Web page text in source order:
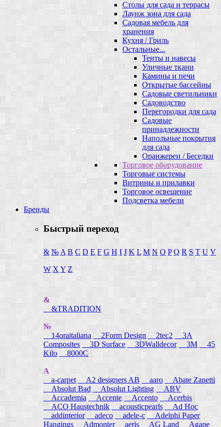
Столы для сада и террасы
Лаунж зона для сада
Садовая мебель для
хранения
Кухня / Гриль
Остальные...
Тенты и навесы
Уличные ткани
Камины и печи
Открытые бассейны
Садовые светильники
Садоводство
Перегородки для сада
Садовые
принадлежности
Напольные покрытия
для сада
Оранжереи / Беседки
Торговое оборудование
Торговые системы
Витрины и прилавки
Торговое освещение
Подсветка мебели
Бренды
Быстрый переход
& № A B C D E F G H I J K L M N O P Q R S T U V
W X Y Z
&
&TRADITION
№
14oraitaliana
2Form Design 2tec2
3A
Composites
3D Surface 3DWalldecor 3M
45
Kilo
8000C
A
a-carpet
A2 designers AB aaro
Abate Zanetti
Absolut Bad
Absolut Lighting
ABV
Accademia
Accente Accento
Acerbis
ACO Haustechnik
acousticpearls
Ad Hoc
addinterior
adeco adele-c
Adelphi Paper
Hangings Admonter aeris AG Land Agape